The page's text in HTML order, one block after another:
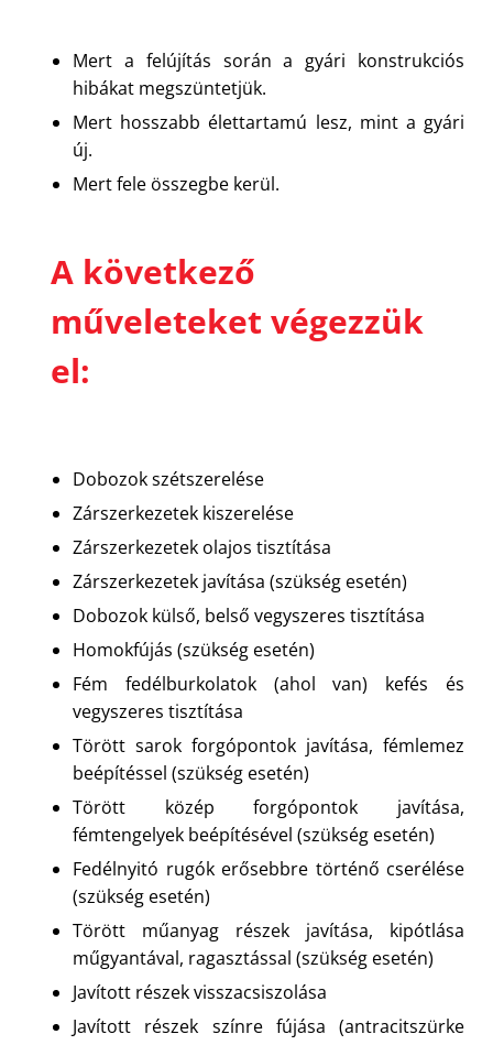
Mert a felújítás során a gyári konstrukciós
hibákat megszüntetjük.
Mert hosszabb élettartamú lesz, mint a gyári
új.
Mert fele összegbe kerül.
A következő
műveleteket végezzük
el:
Dobozok szétszerelése
Zárszerkezetek kiszerelése
Zárszerkezetek olajos tisztítása
Zárszerkezetek javítása (szükség esetén)
Dobozok külső, belső vegyszeres tisztítása
Homokfújás (szükség esetén)
Fém fedélburkolatok (ahol van) kefés és
vegyszeres tisztítása
Törött sarok forgópontok javítása, fémlemez
beépítéssel (szükség esetén)
Törött közép forgópontok javítása,
fémtengelyek beépítésével (szükség esetén)
Fedélnyitó rugók erősebbre történő cserélése
(szükség esetén)
Törött műanyag részek javítása, kipótlása
műgyantával, ragasztással (szükség esetén)
Javított részek visszacsiszolása
Javított részek színre fújása (antracitszürke